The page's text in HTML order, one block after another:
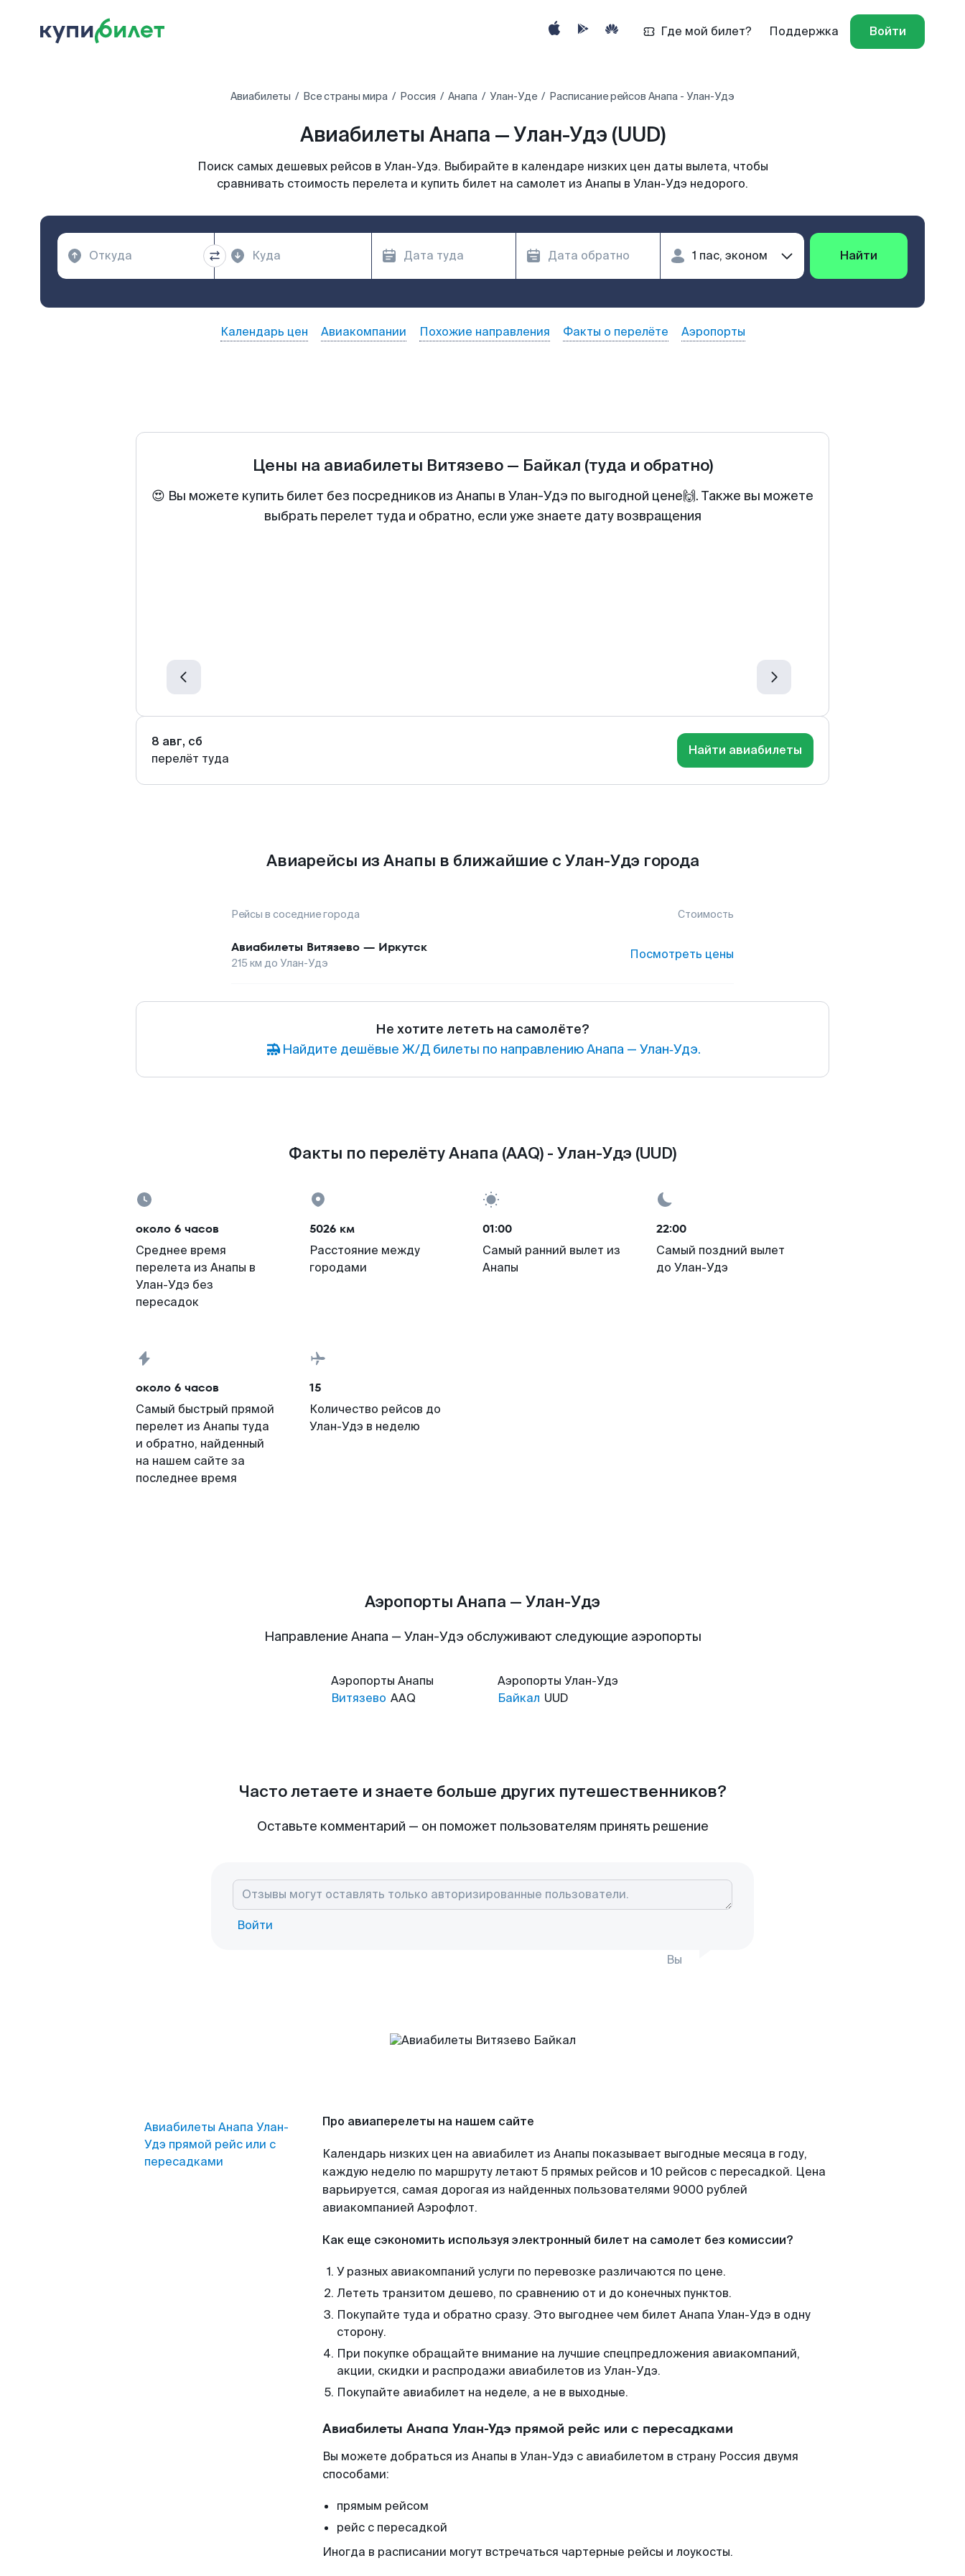
Где мой билет? Поддержка Войти
Авиабилеты Все страны мира Россия Анапа Улан-Уде Расписание рейсов Анапа - Улан-Удэ
Авиабилеты Анапа — Улан-Удэ (UUD)
Поиск самых дешевых рейсов в Улан-Удэ. Выбирайте в календаре низких цен даты вылета, чтобы
сравнивать стоимость перелета и купить билет на самолет из Анапы в Улан-Удэ недорого.
Найти
Календарь цен Авиакомпании Похожие направления Факты о перелёте Аэропорты
Цены на авиабилеты Витязево— Байкал (туда и обратно)
😍 Вы можете купить билет без посредников из Анапы в Улан-Удэ по выгодной цене🙌. Также вы можете
выбрать перелет туда и обратно, если уже знаете дату возвращения
8 авг, сб
перелёт туда
Найти авиабилеты
Авиарейсы из Анапы в ближайшие с Улан-Удэ города
Рейсы в соседние города Стоимость
Авиабилеты Витязево — Иркутск
215 км до Улан-Удэ
Посмотреть цены
Не хотите лететь на самолёте?
Найдите дешёвые Ж/Д билеты по направлению Анапа — Улан‑Удэ.
Факты по перелёту Анапа (AAQ) - Улан-Удэ (UUD)
около 6 часов
Среднее время
перелета из Анапы в
Улан-Удэ без
пересадок
5026 км
Расстояние между
городами
01:00
Самый ранний вылет из
Анапы
22:00
Самый поздний вылет
до Улан-Удэ
около 6 часов
Самый быстрый прямой
перелет из Анапы туда
и обратно, найденный
на нашем сайте за
последнее время
15
Количество рейсов до
Улан-Удэ в неделю
Аэропорты Анапа — Улан-Удэ
Направление Анапа — Улан-Удэ обслуживают следующие аэропорты
Аэропорты Анапы
Витязево AAQ
Аэропорты Улан-Удэ
Байкал UUD
Часто летаете и знаете больше других путешественников?
Оставьте комментарий — он поможет пользователям принять решение
Войти
Вы
Авиабилеты Анапа Улан-
Удэ прямой рейс или с
пересадками
Про авиаперелеты на нашем сайте
Календарь низких цен на авиабилет из Анапы показывает выгодные месяца в году,
каждую неделю по маршруту летают 5 прямых рейсов и 10 рейсов с пересадкой. Цена
варьируется, самая дорогая из найденных пользователями 9000 рублей
авиакомпанией Аэрофлот.
Как еще сэкономить используя электронный билет на самолет без комиссии?
У разных авиакомпаний услуги по перевозке различаются по цене.
Лететь транзитом дешево, по сравнению от и до конечных пунктов.
Покупайте туда и обратно сразу. Это выгоднее чем билет Анапа Улан-Удэ в одну
сторону.
При покупке обращайте внимание на лучшие спецпредложения авиакомпаний,
акции, скидки и распродажи авиабилетов из Улан-Удэ.
Покупайте авиабилет на неделе, а не в выходные.
Авиабилеты Анапа Улан-Удэ прямой рейс или с пересадками
Вы можете добраться из Анапы в Улан-Удэ с авиабилетом в страну Россия двумя
способами:
прямым рейсом
рейс с пересадкой
Иногда в расписании могут встречаться чартерные рейсы и лоукосты.